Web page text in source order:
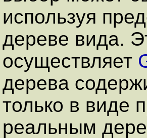
используя
дереве вида.
осуществляет
дерева
только в виде
реальным